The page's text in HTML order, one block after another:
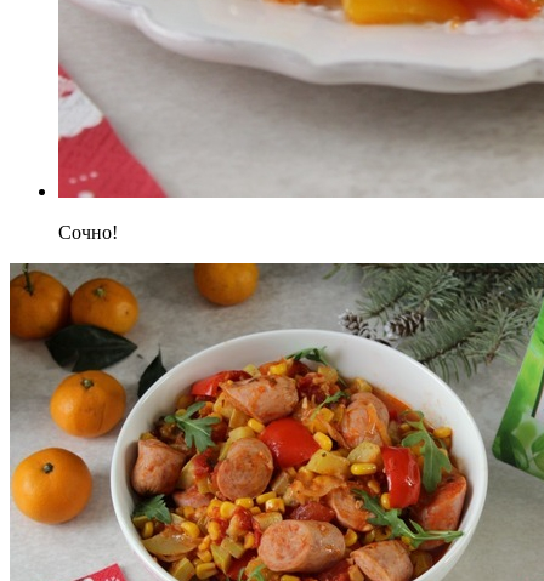
Сочно!